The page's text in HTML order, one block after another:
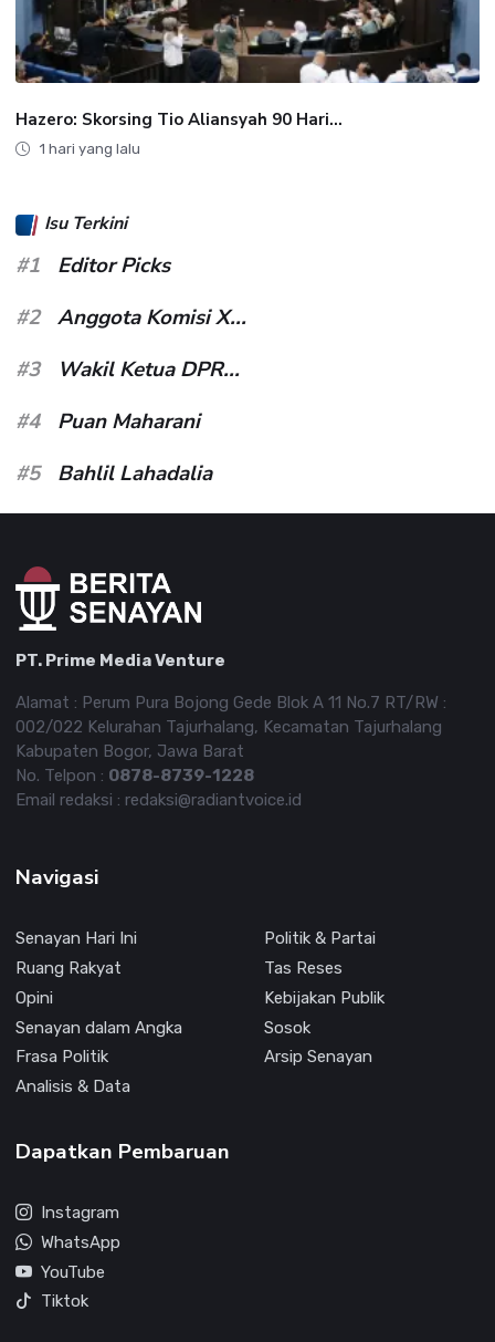
Hazero: Skorsing Tio Aliansyah 90 Hari...
1 hari yang lalu
Isu Terkini
#1
Editor Picks
#2
Anggota Komisi X...
#3
Wakil Ketua DPR...
#4
Puan Maharani
#5
Bahlil Lahadalia
PT. Prime Media Venture
Alamat : Perum Pura Bojong Gede Blok A 11 No.7 RT/RW :
002/022 Kelurahan Tajurhalang, Kecamatan Tajurhalang
Kabupaten Bogor, Jawa Barat
No. Telpon : 0878-8739-1228
Email redaksi : redaksi@radiantvoice.id
Navigasi
Senayan Hari Ini
Politik & Partai
Ruang Rakyat
Tas Reses
Opini
Kebijakan Publik
Senayan dalam Angka
Sosok
Frasa Politik
Arsip Senayan
Analisis & Data
Dapatkan Pembaruan
Instagram
WhatsApp
YouTube
Tiktok